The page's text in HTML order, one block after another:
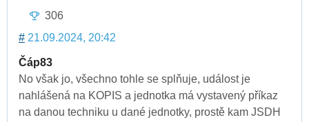
306
# 21.09.2024, 20:42
Čáp83
No však jo, všechno tohle se splňuje, událost je
nahlášená na KOPIS a jednotka má vystavený příkaz
na danou techniku u dané jednotky, prostě kam JSDH